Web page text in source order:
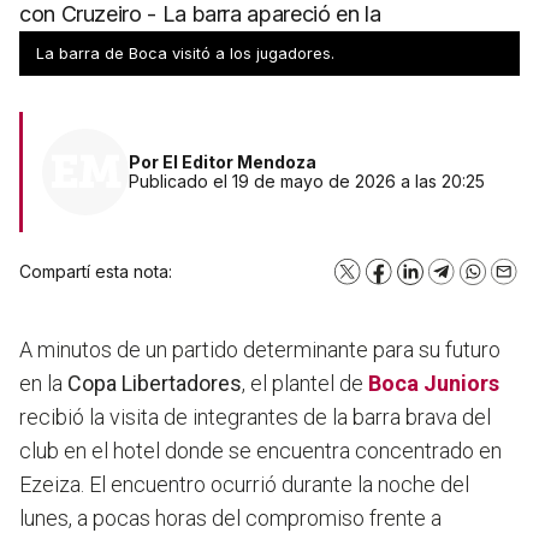
con Cruzeiro - La barra apareció en la
concentración y habló con el plantel
La barra de Boca visitó a los jugadores.
Por El Editor Mendoza
Publicado el 19 de mayo de 2026 a las 20:25
Compartí esta nota: X Facebook
LinkedInTelegram
A minutos de un partido determinante para su futuro
en la Copa Libertadores, el plantel de Boca Juniors
recibió la visita de integrantes de la barra brava del
club en el hotel donde se encuentra concentrado en
Ezeiza. El encuentro ocurrió durante la noche del
lunes, a pocas horas del compromiso frente a